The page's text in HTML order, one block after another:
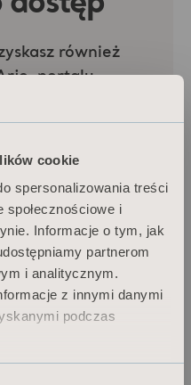
cookie
spersonalizowania treści
społecznościowe i
Informacje o tym, jak
partnerom
i analitycznym.
z innymi danymi
podczas